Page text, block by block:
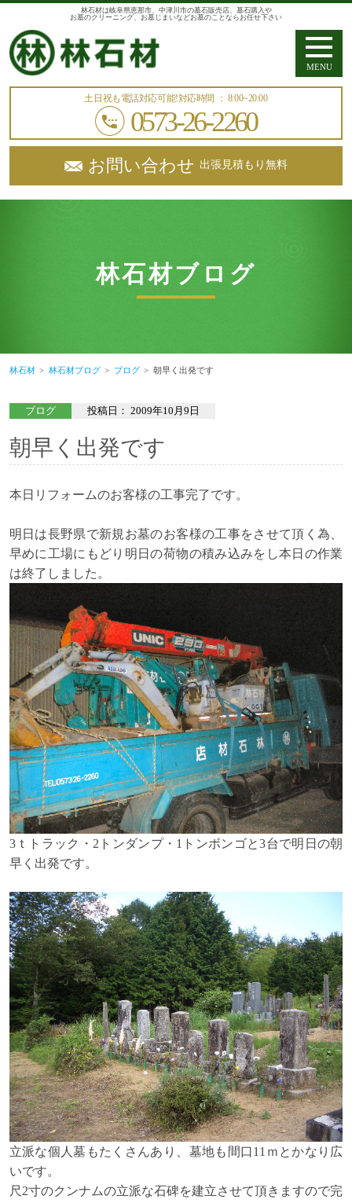
林石材は岐阜県恵那市、中津川市の墓石販売店、墓石購入や
お墓のクリーニング、お墓じまいなどお墓のことならお任せ下さい
MENU
土日祝も電話対応可能!対応時間 ： 8:00~20:00
0573-26-2260
お問い合わせ 出張見積もり無料
林石材ブログ
林石材 林石材ブログ ブログ 朝早く出発です
ブログ 投稿日： 2009年10月9日
朝早く出発です
本日リフォームのお客様の工事完了です。
明日は長野県で新規お墓のお客様の工事をさせて頂く為、
早めに工場にもどり明日の荷物の積み込みをし本日の作業
は終了しました。
3ｔトラック・2トンダンプ・1トンボンゴと3台で明日の朝
早く出発です。
立派な個人墓もたくさんあり、墓地も間口11ｍとかなり広
いです。
尺2寸のクンナムの立派な石碑を建立させて頂きますので完